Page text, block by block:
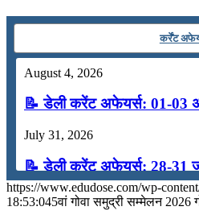
📝 डेली करेंट अफेयर्स: 13-15
कर्रेंट
August 4, 2026
📝 डेली करेंट अफेयर्स: 01-03
July 31, 2026
📝 डेली करेंट अफेयर्स: 28-31
July 28, 2026
https://www.edudose.com/wp-
18:53:045वां गोवा समुद्री सम्मेलन 2026